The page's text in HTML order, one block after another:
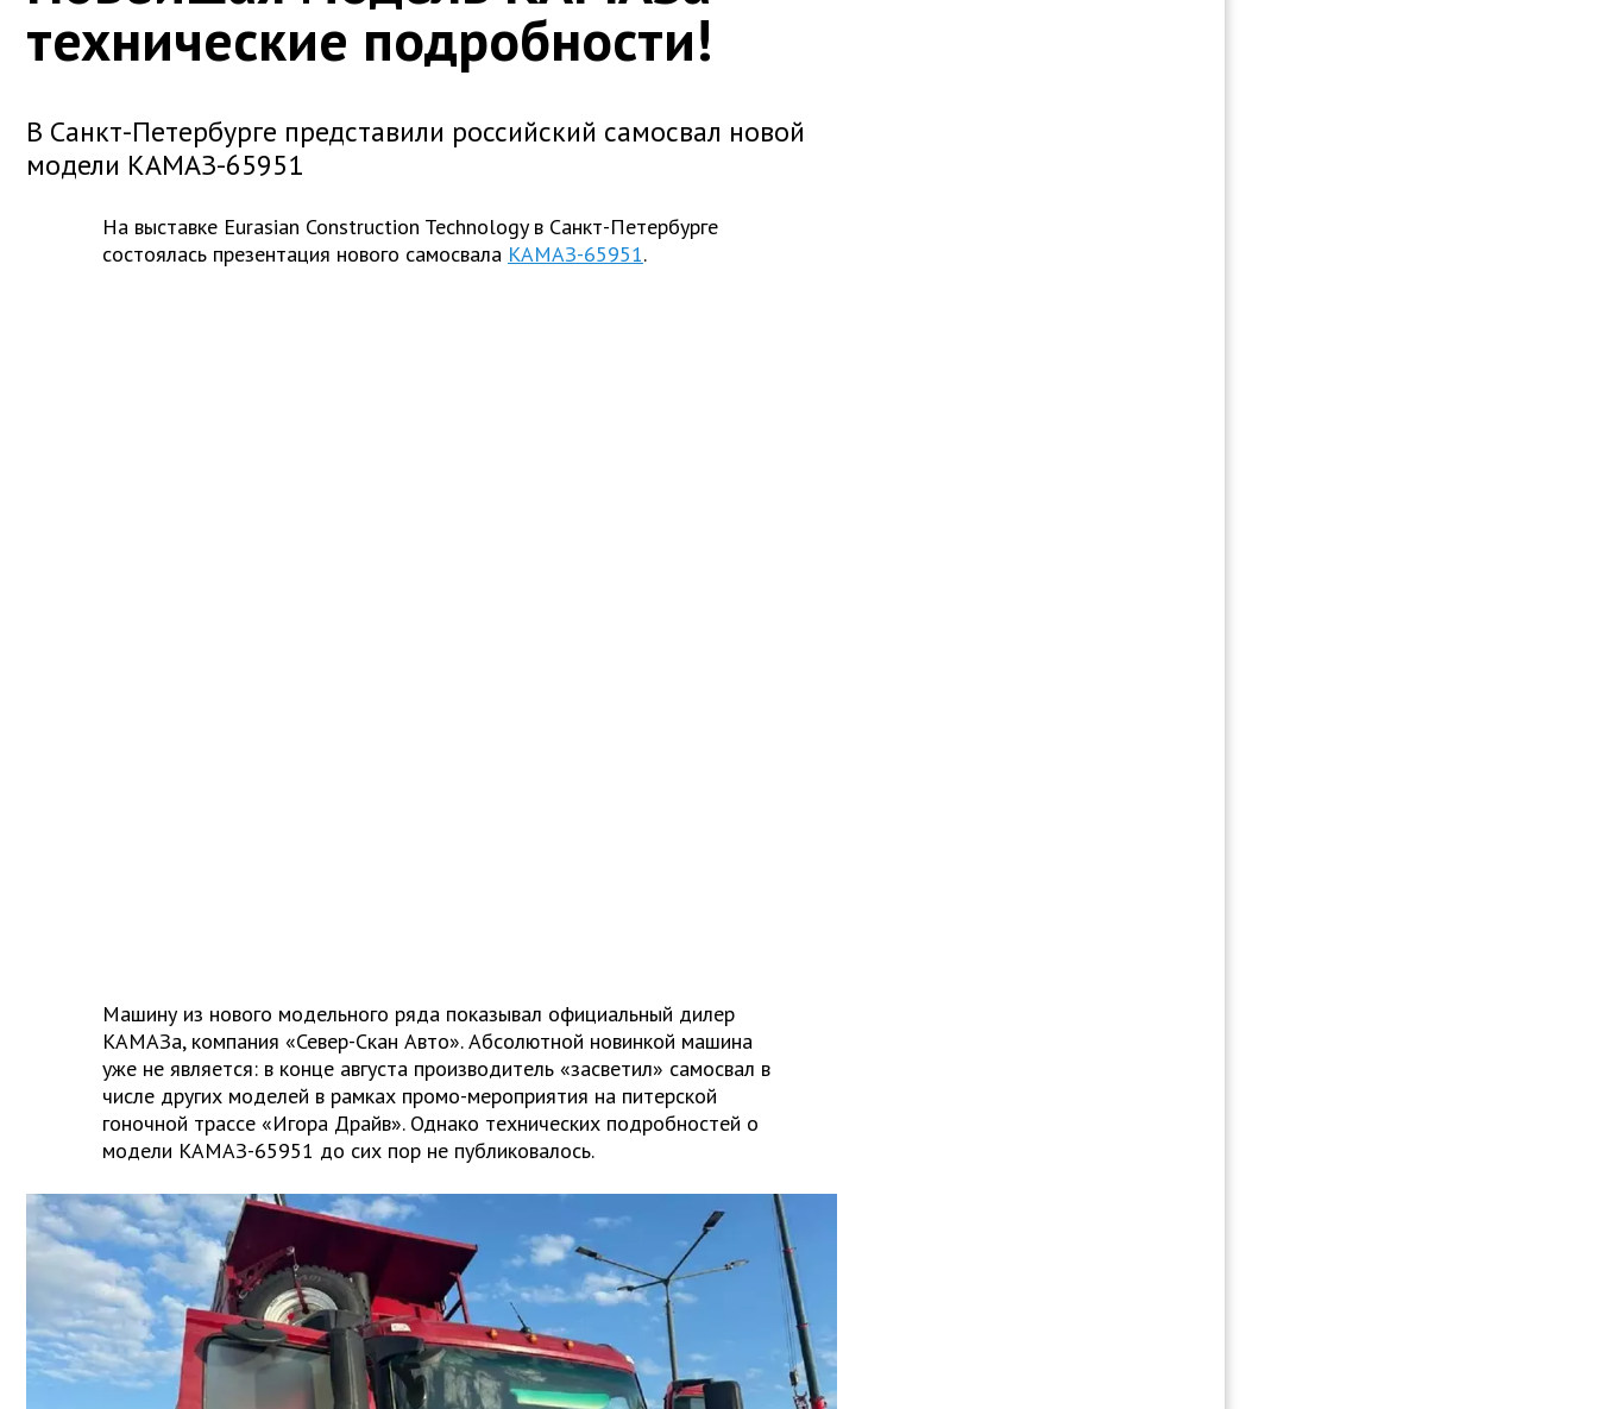
технические подробности!
В Санкт-Петербурге представили российский самосвал новой
модели КАМАЗ-65951
На выставке Eurasian Construction Technology в Санкт-Петербурге
состоялась презентация нового самосвала КАМАЗ-65951.
Машину из нового модельного ряда показывал официальный дилер
КАМАЗа, компания «Север-Скан Авто». Абсолютной новинкой машина
уже не является: в конце августа производитель «засветил» самосвал в
числе других моделей в рамках промо-мероприятия на питерской
гоночной трассе «Игора Драйв». Однако технических подробностей о
модели КАМАЗ-65951 до сих пор не публиковалось.